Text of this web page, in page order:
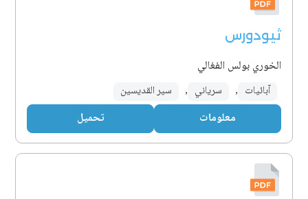
ثيودورس
الخوري بولس الفغالي
آبائيات , سرياني , سير القديسين
معلومات تحميل